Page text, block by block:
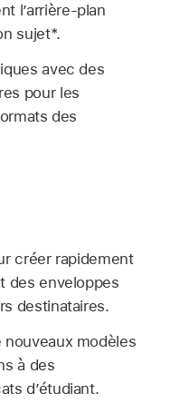
l’arrière-plan
sujet*.
avec des
pour les
des
créer rapidement
des enveloppes
destinataires.
nouveaux modèles
à des
d’étudiant.